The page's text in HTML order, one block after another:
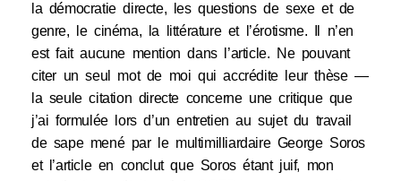
la démocratie directe, les questions de sexe et de
genre, le cinéma, la littérature et l’érotisme. Il n’en
est fait aucune mention dans l’article. Ne pouvant
citer un seul mot de moi qui accrédite leur thèse —
la seule citation directe concerne une critique que
j’ai formulée lors d’un entretien au sujet du travail
de sape mené par le multimilliardaire George Soros
et l’article en conclut que Soros étant juif, mon